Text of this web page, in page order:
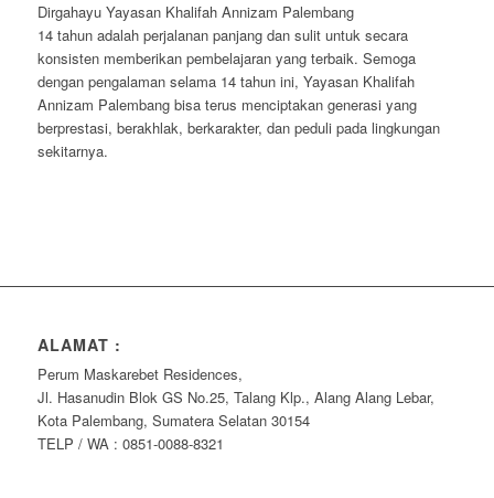
Dirgahayu Yayasan Khalifah Annizam Palembang
14 tahun adalah perjalanan panjang dan sulit untuk secara
konsisten memberikan pembelajaran yang terbaik. Semoga
dengan pengalaman selama 14 tahun ini, Yayasan Khalifah
Annizam Palembang bisa terus menciptakan generasi yang
berprestasi, berakhlak, berkarakter, dan peduli pada lingkungan
sekitarnya.
ALAMAT :
Perum Maskarebet Residences,
Jl. Hasanudin Blok GS No.25, Talang Klp., Alang Alang Lebar,
Kota Palembang, Sumatera Selatan 30154
TELP / WA : 0851-0088-8321